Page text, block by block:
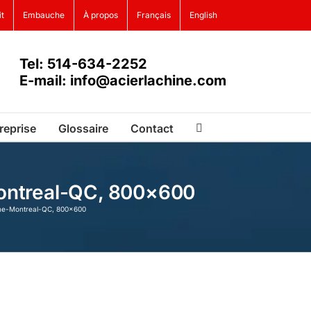
Embauche À propos Français English
Tel: 514-634-2252
E-mail: info@acierlachine.com
Glossaire Contact
QC, 800×600
Montreal-QC, 800×600